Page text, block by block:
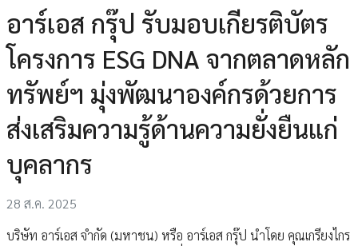
อาร์เอส กรุ๊ป รับมอบเกียรติบัตร
โครงการ ESG DNA จากตลาดหลัก
ทรัพย์ฯ มุ่งพัฒนาองค์กรด้วยการ
ส่งเสริมความรู้ด้านความยั่งยืนแก่
บุคลากร
28 ส.ค. 2025
บริษัท อาร์เอส จำกัด (มหาชน) หรือ อาร์เอส กรุ๊ป นำโดย คุณเกรียงไกร